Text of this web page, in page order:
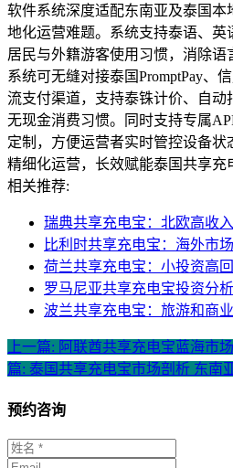
软件系统深度适配东南亚及泰国
地化运营难题。系统支持泰语、
居民与外籍游客使用习惯，消除语
系统可无缝对接泰国PromptPay、
流支付渠道，支持泰铢计价、自
无现金消费习惯。同时支持专属
定制，方便运营者实时管控设备
精细化运营，长效赋能泰国共享充
相关推荐:
瑞典共享充电宝：北欧高收
比利时共享充电宝：海外市
荷兰共享充电宝：小投资高
罗马尼亚共享充电宝投资分
波兰共享充电宝：旅游和商
上一篇: 阿联酋共享充电宝蓝海市
篇: 泰国共享充电宝市场剖析 东南
预约咨询